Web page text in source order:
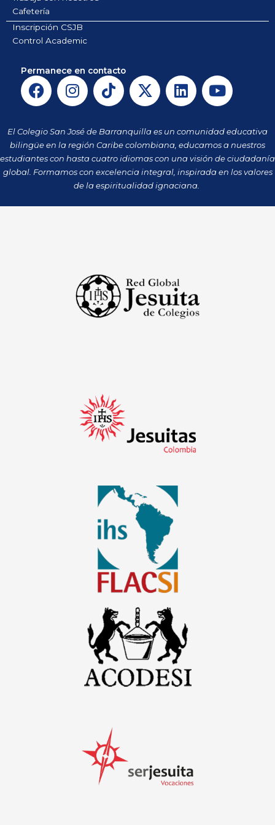
Cafetería
Inscripción CSJB
Control Academic
Permanece en contacto
F
a
e
b
o
o
I
n
t
a
g
r
a
m
T
i
t
o
k
X
-
w
i
t
t
e
r
L
i
k
e
d
i
n
Y
o
t
u
b
e
El Colegio San José de Barranquilla es un comunidad educativa
bilingüe en la región Caribe colombiana, educamos a nuestros
estudiantes con hasta cuatro idiomas con una visión de ciudadanía
global. Formamos con excelencia integral, inspirada en los valores
de la espiritualidad ignaciana.